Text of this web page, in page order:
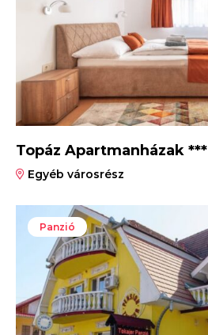
Topáz Apartmanházak ***
Egyéb városrész
Panzió